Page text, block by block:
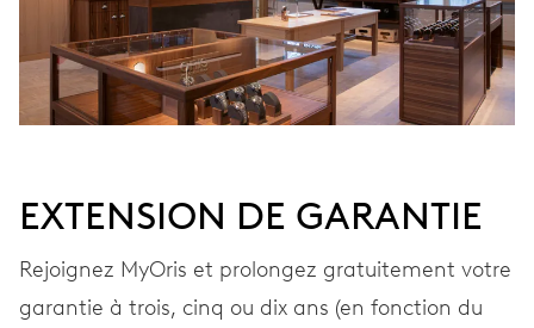
EXTENSION DE GARANTIE
Rejoignez MyOris et prolongez gratuitement votre
garantie à trois, cinq ou dix ans (en fonction du